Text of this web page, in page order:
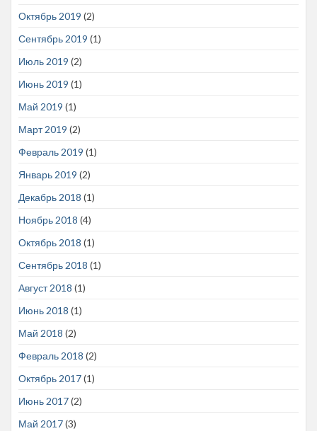
Октябрь 2019 (2)
Сентябрь 2019 (1)
Июль 2019 (2)
Июнь 2019 (1)
Май 2019 (1)
Март 2019 (2)
Февраль 2019 (1)
Январь 2019 (2)
Декабрь 2018 (1)
Ноябрь 2018 (4)
Октябрь 2018 (1)
Сентябрь 2018 (1)
Август 2018 (1)
Июнь 2018 (1)
Май 2018 (2)
Февраль 2018 (2)
Октябрь 2017(1)
Июнь 2017(2)
Май 2017(3)